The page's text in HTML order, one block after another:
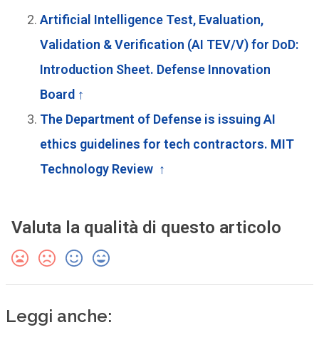
Artificial Intelligence Test, Evaluation,
Validation & Verification (AI TEV/V) for DoD:
Introduction Sheet. Defense Innovation
Board ↑
The Department of Defense is issuing AI
ethics guidelines for tech contractors. MIT
Technology Review ↑
Valuta la qualità di questo articolo
Leggi anche: